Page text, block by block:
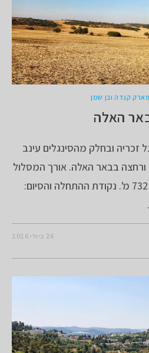
קנדה ובן שמן
האלה
זכריה ובחלק מהסינגלים עינב
בבאר האלה. אורך המסלול
40.5 ק"מ. טיפוס מצטבר: 732 מ'. נקודת ההתחלה והסיום:
26 ביולי 2026